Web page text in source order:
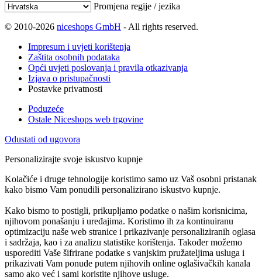
Promjena regije / jezika
© 2010-2026 niceshops GmbH - All rights reserved.
Impresum i uvjeti korištenja
Zaštita osobnih podataka
Opći uvjeti poslovanja i pravila otkazivanja
Izjava o pristupačnosti
Postavke privatnosti
Poduzeće
Ostale Niceshops web trgovine
Odustati od ugovora
Personalizirajte svoje iskustvo kupnje
Kolačiće i druge tehnologije koristimo samo uz Vaš osobni pristanak
kako bismo Vam ponudili personalizirano iskustvo kupnje.
Kako bismo to postigli, prikupljamo podatke o našim korisnicima,
njihovom ponašanju i uređajima. Koristimo ih za kontinuiranu
optimizaciju naše web stranice i prikazivanje personaliziranih oglasa
i sadržaja, kao i za analizu statistike korištenja. Također možemo
usporediti Vaše šifrirane podatke s vanjskim pružateljima usluga i
prikazivati Vam ponude putem njihovih online oglašivačkih kanala
samo ako već i sami koristite njihove usluge.